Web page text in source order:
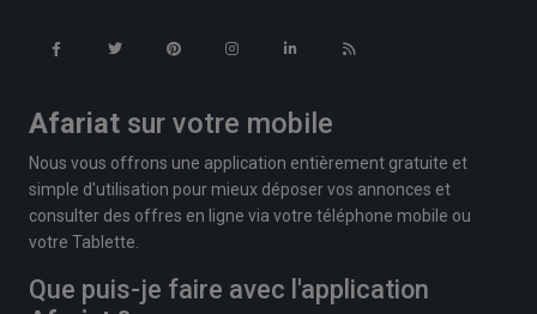
Afariat sur votre mobile
Nous vous offrons une application entièrement gratuite et
simple d'utilisation pour mieux déposer vos annonces et
consulter des offres en ligne via votre téléphone mobile ou
votre Tablette.
Que puis-je faire avec l'application